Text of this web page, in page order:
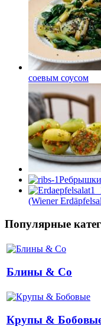
соевым соусом
(Wiener
Популярные
Блины & Co
Крупы &